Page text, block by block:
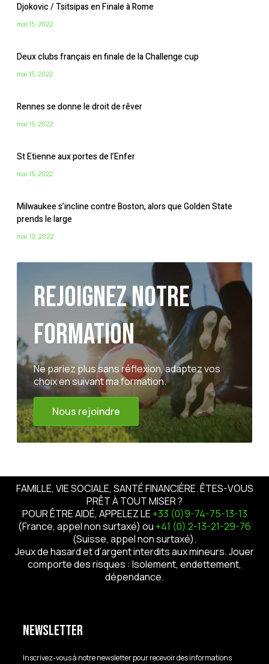
Djokovic / Tsitsipas en Finale à Rome
mai 15, 2022
Deux clubs français en finale de la Challenge cup
mai 15, 2022
Rennes se donne le droit de rêver
mai 15, 2022
St Etienne aux portes de l’Enfer
mai 15, 2022
Milwaukee s’incline contre Boston, alors que Golden State
prends le large
mai 10, 2022
Rejoignez notre
formation
Ne pariez plus sans réflexion, adaptez vos
choix en suivant ma formation.
Nous rejoindre
FAMILLE, VIE SOCIALE, SANTÉ FINANCIÈRE. ÊTES-VOUS
PRÊT À TOUT MISER ?
POUR ÊTRE AIDÉ, APPELEZ LE +33 (0)9-74-75-13-13
(France, appel non surtaxé) ou +41 (0) 2-13-21-29-76
(Suisse, appel non surtaxé).
Jeux de hasard et d’argent interdits aux mineurs. Jouer
comporte des risques : Isolement, endettement,
dépendance.
Newsletter
Inscrivez-vous à notre newsletter pour recevoir des informations